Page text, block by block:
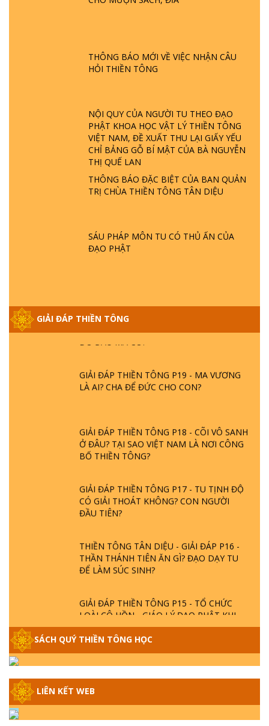
THÔNG BÁO MỚI VỀ VIỆC NHẬN CÂU
HỎI THIỀN TÔNG
NỘI QUY CỦA NGƯỜI TU THEO ĐẠO
PHẬT KHOA HỌC VẬT LÝ THIỀN TÔNG
VIỆT NAM, ĐỀ XUẤT THU LẠI GIẤY YẾU
CHỈ BẢNG GỖ BÍ MẬT CỦA BÀ NGUYỄN
THỊ QUẾ LAN
THÔNG BÁO ĐẶC BIỆT CỦA BAN QUẢN
TRỊ CHÙA THIỀN TÔNG TÂN DIỆU
SÁU PHÁP MÔN TU CÓ THỦ ẤN CỦA
ĐẠO PHẬT
GIẢI ĐÁP THIỀN TÔNG
PHẬT GIỚI CÓ THỜI GIAN KHÔNG? |
TTTD
LÀ AI? QUỶ SA TĂNG? | TTTD
GIẢI ĐÁP THIỀN TÔNG ĐẶC BIỆT P22 - TẠI
SAO TRÁI ĐẤT NHIỀU THIÊN TAI - LŨ LỤT
- HỎA HOẠN | TTTD
GIẢI ĐÁP THIỀN TÔNG ĐẶC BIỆT P21 - TẠI
GIẢI ĐÁP VỀ LỄ TIỄN THIỀN TÔNG SƯ
GIẢI ĐÁP THIỀN TÔNG ĐẶC BIỆT PHẦN 20
- BÁC NGUYỄN NHÂN LÀ AI? PHIỀN NÃO
GIẢI ĐÁP THIỀN TÔNG P19 - MA VƯƠNG
LÀ AI? CHA ĐỂ ĐỨC CHO CON?
GIẢI ĐÁP THIỀN TÔNG P18 - CÕI VÔ SANH
Ở ĐÂU? TẠI SAO VIỆT NAM LÀ NƠI CÔNG
BỐ THIỀN TÔNG?
GIẢI ĐÁP THIỀN TÔNG P17 - TU TỊNH ĐỘ
CÓ GIẢI THOÁT KHÔNG? CON NGƯỜI
ĐẦU TIÊN?
THIỀN TÔNG TÂN DIỆU - GIẢI ĐÁP P16 -
THẦN THÁNH TIÊN ĂN GÌ? ĐẠO DẠY TU
ĐỂ LÀM SÚC SINH?
GIẢI ĐÁP THIỀN TÔNG P15 - TỔ CHỨC
LOÀI CÔ HỒN - GIÁO LÝ ĐẠO PHẬT KHI
GIẢI ĐÁP THIỀN TÔNG ĐẶC BIỆT - P14 -
NGUỒN GỐC ÂM LỊCH DƯƠNG LỊCH -
TẦNG BÌNH LƯU LỚN ĐẾN ĐÂU
SÁCH QUÝ THIỀN TÔNG HỌC
LIÊN KẾT WEB